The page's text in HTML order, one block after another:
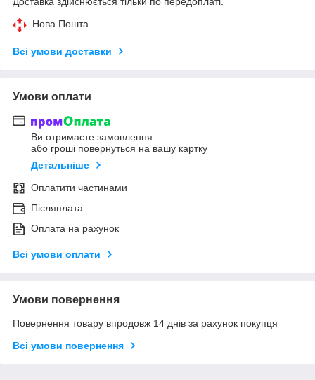
Нова Пошта
Всі умови доставки
Умови оплати
Ви отримаєте замовлення
або гроші повернуться на вашу картку
Детальніше
Оплатити частинами
Післяплата
Оплата на рахунок
Всі умови оплати
Умови повернення
Повернення товару впродовж 14 днів за рахунок покупця
Всі умови повернення